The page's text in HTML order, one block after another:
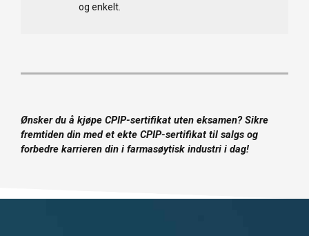
og enkelt.
Ønsker du å kjøpe CPIP-sertifikat uten eksamen? Sikre
fremtiden din med et ekte CPIP-sertifikat til salgs og
forbedre karrieren din i farmasøytisk industri i dag!